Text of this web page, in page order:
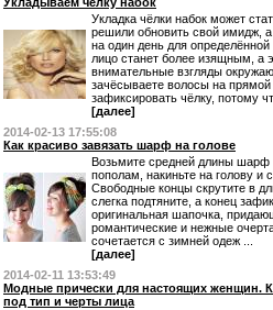
Укладка чёлки набок может
решили обновить свой имидж,
на один день для
лицо станет более изящным, а
внимательные взгляды
зачёсываете волосы на
зафиксировать чёлку, потому
[далее]
2014-02-13 17:55:08
Как красиво завязать шарф на голове
Возьмите средней длины шарф
пополам, накиньте на голову и
Свободные концы скрутите в
слегка подтяните, а конец
оригинальная шапочка,
романтические и нежные
сочетается с зимней одеж ...
[далее]
2014-02-11 13:53:49
Модные прически для настоящих женщин.
под тип и черты лица